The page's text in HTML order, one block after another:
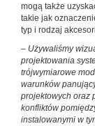
mogą także
takie jak
typ i rodzaj
– Używaliśmy
projektowania
trójwymiarowe
warunków
projektowych oraz
konfliktów
instalowanymi w